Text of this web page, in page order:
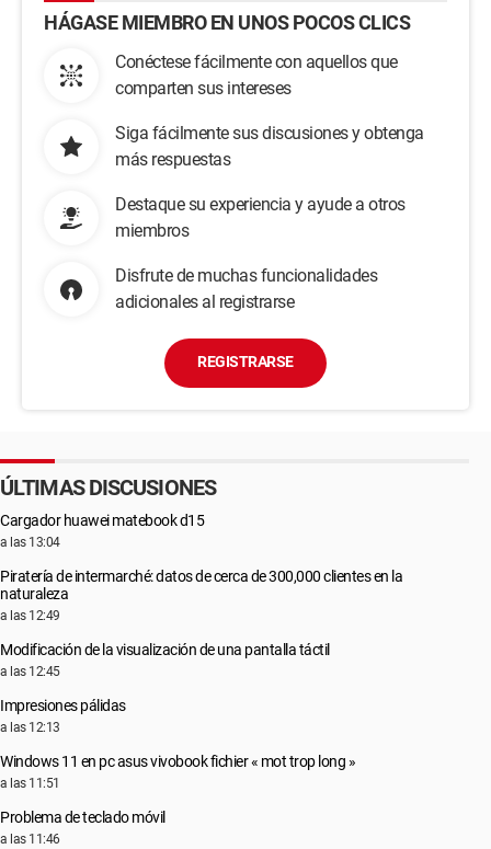
HÁGASE MIEMBRO EN UNOS POCOS CLICS
Conéctese fácilmente con aquellos que
comparten sus intereses
Siga fácilmente sus discusiones y obtenga
más respuestas
Destaque su experiencia y ayude a otros
miembros
Disfrute de muchas funcionalidades
adicionales al registrarse
REGISTRARSE
ÚLTIMAS DISCUSIONES
Cargador huawei matebook d15
a las 13:04
Piratería de intermarché: datos de cerca de 300,000 clientes en la
naturaleza
a las 12:49
Modificación de la visualización de una pantalla táctil
a las 12:45
Impresiones pálidas
a las 12:13
Windows 11 en pc asus vivobook fichier « mot trop long »
a las 11:51
Problema de teclado móvil
a las 11:46